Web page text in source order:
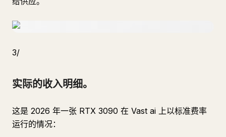
3/
实际的收入明细。
这是 2026 年一张 RTX 3090 在 Vast ai 上以标准费率
运行的情况：